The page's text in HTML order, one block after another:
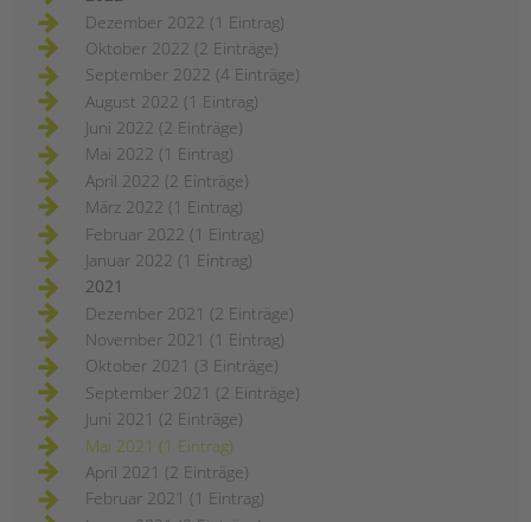
Dezember 2022 (1 Eintrag)
Oktober 2022 (2 Einträge)
September 2022 (4 Einträge)
August 2022 (1 Eintrag)
Juni 2022 (2 Einträge)
Mai 2022 (1 Eintrag)
April 2022 (2 Einträge)
März 2022 (1 Eintrag)
Februar 2022 (1 Eintrag)
Januar 2022 (1 Eintrag)
2021
Dezember 2021 (2 Einträge)
November 2021 (1 Eintrag)
Oktober 2021 (3 Einträge)
September 2021 (2 Einträge)
Juni 2021 (2 Einträge)
Mai 2021 (1 Eintrag)
April 2021 (2 Einträge)
Februar 2021 (1 Eintrag)